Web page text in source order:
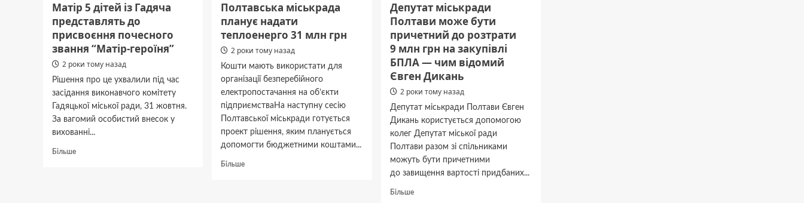
Матір 5 дітей із Гадяча
представлять до
присвоєння почесного
звання “Матір-героїня”
2 роки тому назад
Рішення про це ухвалили під час
засідання виконавчого комітету
Гадяцької міської ради, 31 жовтня.
За вагомий особистий внесок у
вихованні...
БільшеДокладніше
Полтавська міськрада
планує надати
теплоенерго 31 млн грн
2 роки тому назад
Кошти мають використати для
організації безперебійного
електропостачання на об’єкти
підприємстваНа наступну сесію
Полтавської міськради готується
проект рішення, яким планується
допомогти бюджетними коштами...
БільшеДокладніше
Депутат міськради
Полтави може бути
причетний до розтрати
9 млн грн на закупівлі
БПЛА — чим відомий
Євген Дикань
2 роки тому назад
Депутат міськради Полтави Євген
Дикань користується допомогою
колег Депутат міської ради
Полтави разом зі спільниками
можуть бути причетними
до завищення вартості придбаних...
БільшеДокладніше